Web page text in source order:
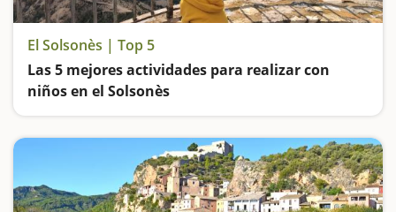
El Solsonès | Top 5
Las 5 mejores actividades para realizar con
niños en el Solsonès